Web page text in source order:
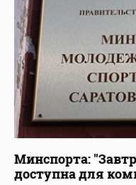
Минспорта:
доступна для